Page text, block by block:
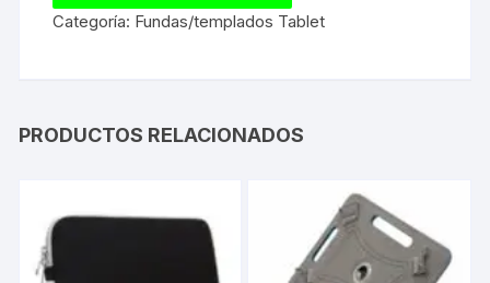
Categoría: Fundas/templados Tablet
PRODUCTOS RELACIONADOS